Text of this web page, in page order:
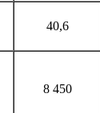
40,6
8 450